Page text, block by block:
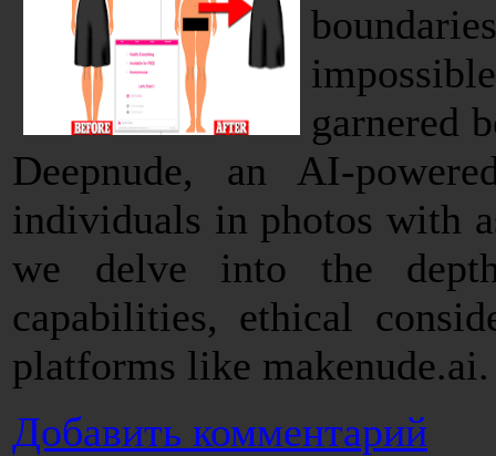
garnered
Deepnude, an AI-
individuals in photos with
we delve into the
capabilities, ethical
platforms like makenude.ai.
Добавить комментарий